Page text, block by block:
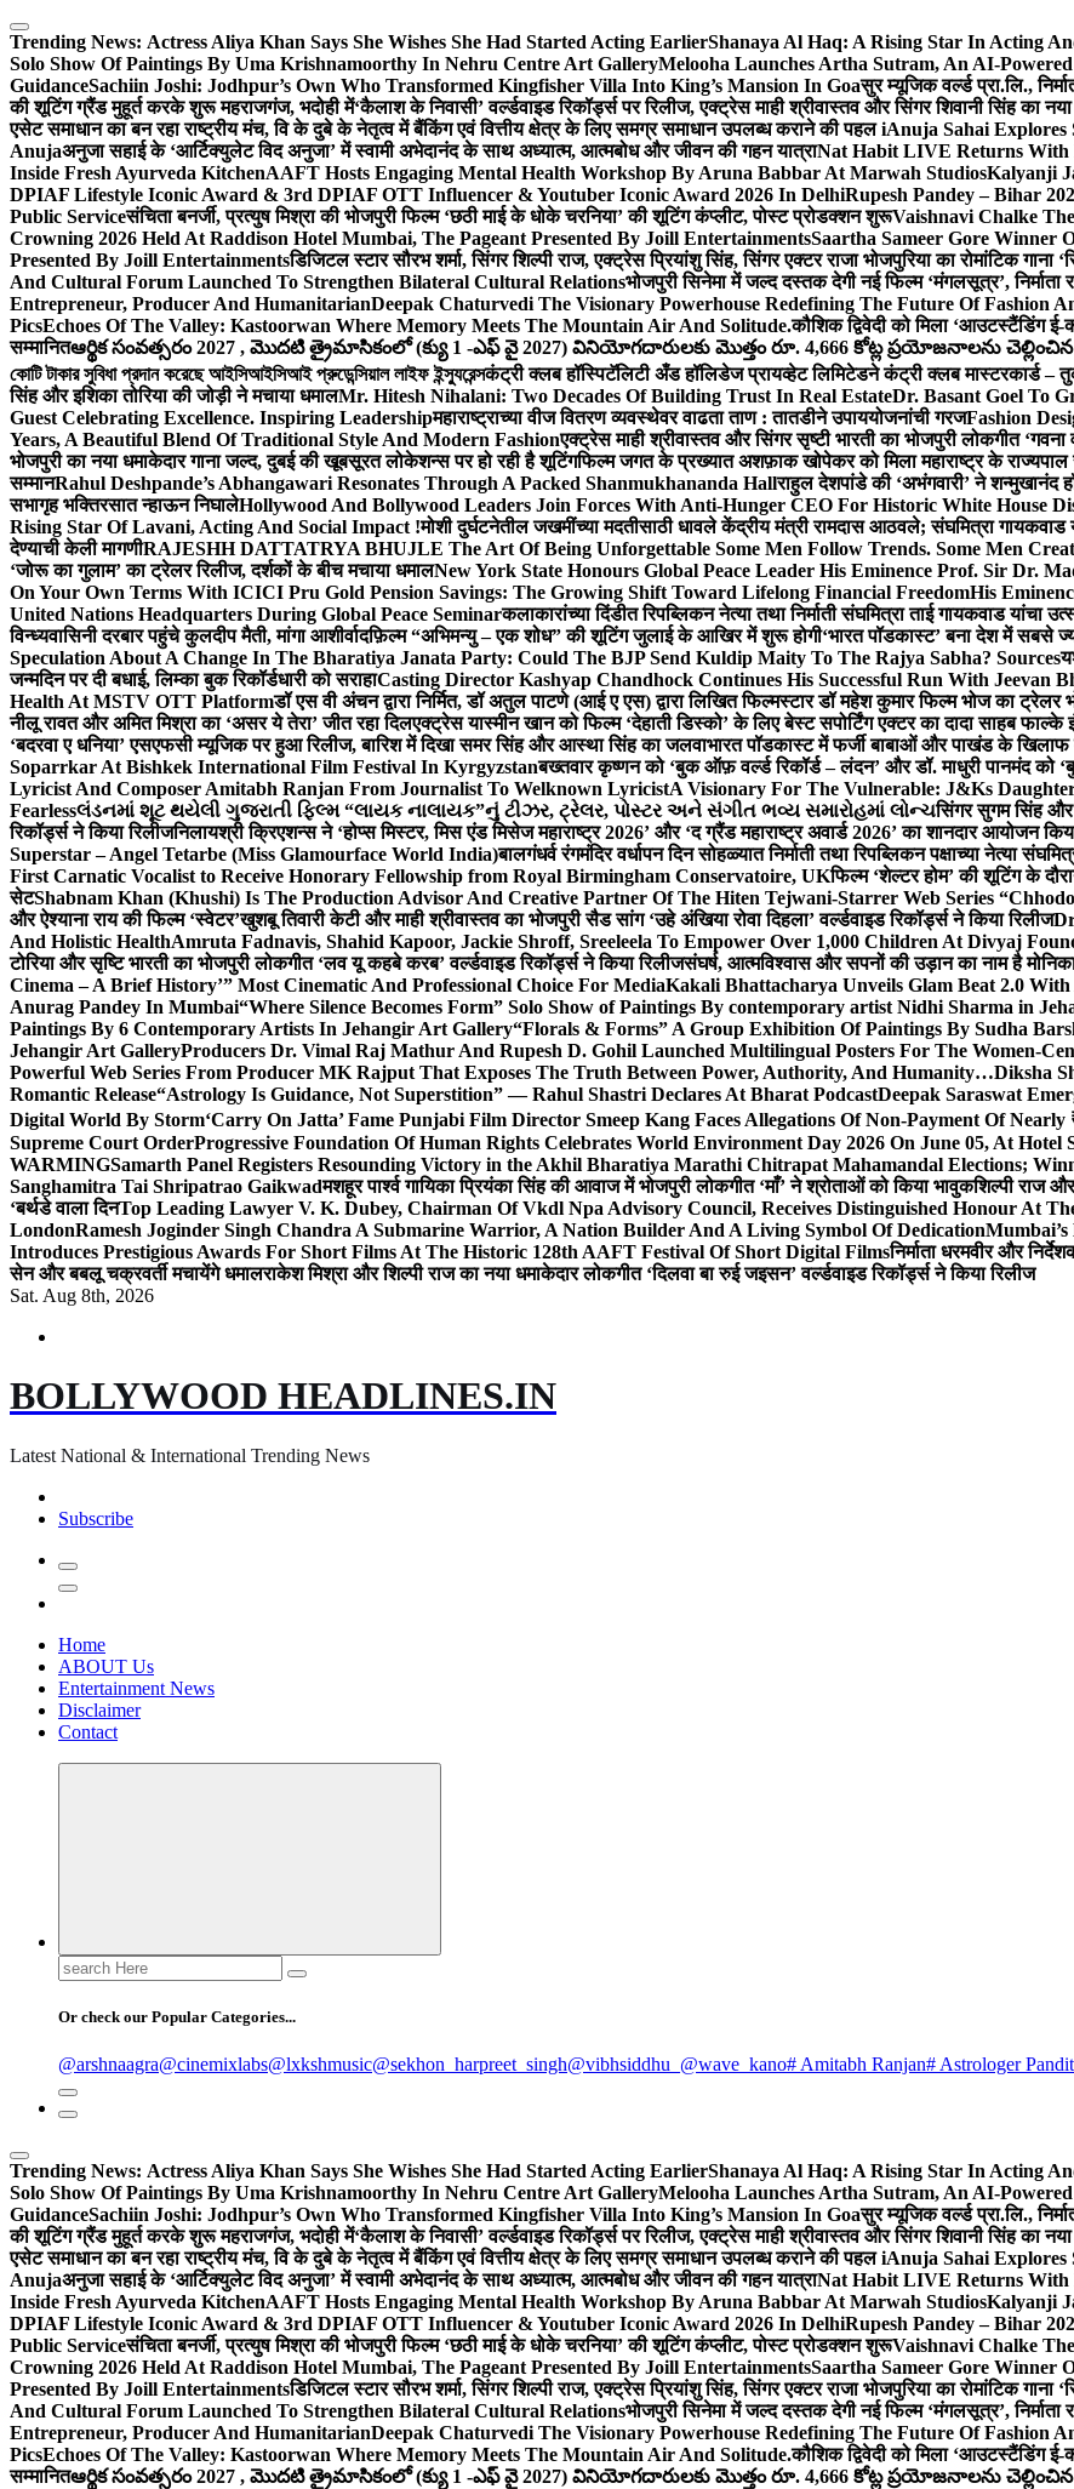
Skip
to
content
Trending News: Actress Aliya Khan Says She Wishes She Had Started Acting EarlierShanaya Al Haq: A Rising Star In Acting
Solo Show Of Paintings By Uma Krishnamoorthy In Nehru Centre Art GalleryMelooha Launches Artha Sutram, An AI-
GuidanceSachiin Joshi: Jodhpur’s Own Who Transformed Kingfisher Villa Into King’s Mansion In Goaसुर म्यूजिक वर्ल्ड प्रा.लि.,
की शूटिंग ग्रैंड मुहूर्त करके शुरू महराजगंज, भदोही में‘कैलाश के निवासी’ वर्ल्डवाइड रिकॉर्ड्स पर रिलीज, एक्ट्रेस माही श्रीवास्तव और सिंगर शिवानी सिंह का
एसेट समाधान का बन रहा राष्ट्रीय मंच, वि के दुबे के नेतृत्व में बैंकिंग एवं वित्तीय क्षेत्र के लिए समग्र समाधान उपलब्ध कराने की पहल iAnuja Sahai
Anujaअनुजा सहाई के ‘आर्टिक्युलेट विद अनुजा’ में स्वामी अभेदानंद के साथ अध्यात्म, आत्मबोध और जीवन की गहन यात्राNat Habit LIVE Returns With
Inside Fresh Ayurveda KitchenAAFT Hosts Engaging Mental Health Workshop By Aruna Babbar At Marwah StudiosKalyanji
DPIAF Lifestyle Iconic Award & 3rd DPIAF OTT Influencer & Youtuber Iconic Award 2026 In DelhiRupesh Pandey – Bihar
Public Serviceसंचिता बनर्जी, प्रत्युष मिश्रा की भोजपुरी फिल्म ‘छठी माई के धोके चरनिया’ की शूटिंग कंप्लीट, पोस्ट प्रोडक्शन शुरूVaishnavi Chalke
Crowning 2026 Held At Raddison Hotel Mumbai, The Pageant Presented By Joill EntertainmentsSaartha Sameer Gore Winner
Presented By Joill Entertainmentsडिजिटल स्टार सौरभ शर्मा, सिंगर शिल्पी राज, एक्ट्रेस प्रियांशु सिंह, सिंगर एक्टर राजा भोजपुरिया का रोमांटिक गाना
And Cultural Forum Launched To Strengthen Bilateral Cultural Relationsभोजपुरी सिनेमा में जल्द दस्तक देगी नई फिल्म ‘मंगलसूत्र’, निर्माता
Entrepreneur, Producer And HumanitarianDeepak Chaturvedi The Visionary Powerhouse Redefining The Future Of Fashion
PicsEchoes Of The Valley: Kastoorwan Where Memory Meets The Mountain Air And Solitude.कौशिक द्विवेदी को मिला ‘आउटस्टैंडिंग
सम्मानितఆర్థిక సంవత్సరం 2027 , మొదటి త్రైమాసికంలో (క్యు 1 -ఎఫ్ వై 2027) వినియోగదారులకు మొత్తం రూ. 4,666 కోట్ల ప్రయోజనాలను
কোটি টাকার সুবিধা প্রদান করেছে আইসিআইসিআই প্রুডেন্সিয়াল লাইফ ইন্স্যুরেন্সकंट्री क्लब हॉस्पिटॅलिटी अँड हॉलिडेज प्रायव्हेट लिमिटेडने कंट्री क्लब मास्टरकार्ड –
सिंह और इशिका तोरिया की जोड़ी ने मचाया धमालMr. Hitesh Nihalani: Two Decades Of Building Trust In Real EstateDr. Basant Goel To
Guest Celebrating Excellence. Inspiring Leadershipमहाराष्ट्राच्या वीज वितरण व्यवस्थेवर वाढता ताण : तातडीने उपाययोजनांची गरजFashion
Years, A Beautiful Blend Of Traditional Style And Modern Fashionएक्ट्रेस माही श्रीवास्तव और सिंगर सृष्टी भारती का भोजपुरी लोकगीत
भोजपुरी का नया धमाकेदार गाना जल्द, दुबई की खूबसूरत लोकेशन्स पर हो रही है शूटिंगफिल्म जगत के प्रख्यात अशफ़ाक खोपेकर को मिला महाराष्ट्र के राज्यपाल
सम्मानRahul Deshpande’s Abhangawari Resonates Through A Packed Shanmukhananda Hallराहुल देशपांडे की ‘अभंगवारी’ ने शन्मुखानंद
सभागृह भक्तिरसात न्हाऊन निघालेHollywood And Bollywood Leaders Join Forces With Anti-Hunger CEO For Historic White House
Rising Star Of Lavani, Acting And Social Impact !मोशी दुर्घटनेतील जखमींच्या मदतीसाठी धावले केंद्रीय मंत्री रामदास आठवले; संघमित्रा
देण्याची केली मागणीRAJESHH DATTATRYA BHUJLE The Art Of Being Unforgettable Some Men Follow Trends. Some Men
‘जोरू का गुलाम’ का ट्रेलर रिलीज, दर्शकों के बीच मचाया धमालNew York State Honours Global Peace Leader His Eminence Prof. Sir Dr.
On Your Own Terms With ICICI Pru Gold Pension Savings: The Growing Shift Toward Lifelong Financial FreedomHis
United Nations Headquarters During Global Peace Seminarकलाकारांच्या दिंडीत रिपब्लिकन नेत्या तथा निर्माती संघमित्रा ताई गायकवाड यांचा
विन्ध्यवासिनी दरबार पहुंचे कुलदीप मैती, मांगा आशीर्वादफ़िल्म “अभिमन्यु – एक शोध” की शूटिंग जुलाई के आखिर में शुरू होगी‘भारत पॉडकास्ट’ बना देश में सबसे
Speculation About A Change In The Bharatiya Janata Party: Could The BJP Send Kuldip Maity To The Rajya Sabha? Sources
जन्मदिन पर दी बधाई, लिम्का बुक रिकॉर्डधारी को सराहाCasting Director Kashyap Chandhock Continues His Successful Run With Jeevan
Health At MSTV OTT Platformडॉ एस वी अंचन द्वारा निर्मित, डॉ अतुल पाटणे (आई ए एस) द्वारा लिखित फिल्मस्टार डॉ महेश कुमार फिल्म भोज का ट्रेलर
नीलू रावत और अमित मिश्रा का ‘असर ये तेरा’ जीत रहा दिलएक्ट्रेस यास्मीन खान को फिल्म ‘देहाती डिस्को’ के लिए बेस्ट सपोर्टिंग एक्टर का दादा साहब फाल्के
‘बदरवा ए धनिया’ एसएफसी म्यूजिक पर हुआ रिलीज, बारिश में दिखा समर सिंह और आस्था सिंह का जलवाभारत पॉडकास्ट में फर्जी बाबाओं और पाखंड के खिलाफ
Soparrkar At Bishkek International Film Festival In Kyrgyzstanबख्तवार कृष्णन को ‘बुक ऑफ़ वर्ल्ड रिकॉर्ड – लंदन’ और डॉ. माधुरी पानमंद को
Lyricist And Composer Amitabh Ranjan From Journalist To Welknown LyricistA Visionary For The Vulnerable: J&Ks
Fearlessલંડનમાં શૂટ થયેલી ગુજરાતી ફિલ્મ “લાયક નાલાયક”નું ટીઝર, ટ્રેલર, પોસ્ટર અને સંગીત ભવ્ય સમારોહમાં લોન્ચसिंगर सुगम सिंह और
रिकॉर्ड्स ने किया रिलीजनिलायश्री क्रिएशन्स ने ‘होप्स मिस्टर, मिस एंड मिसेज महाराष्ट्र 2026’ और ‘द ग्रैंड महाराष्ट्र अवार्ड 2026’ का शानदार आयोजन
Superstar – Angel Tetarbe (Miss Glamourface World India)बालगंधर्व रंगमंदिर वर्धापन दिन सोहळ्यात निर्माती तथा रिपब्लिकन पक्षाच्या नेत्या
First Carnatic Vocalist to Receive Honorary Fellowship from Royal Birmingham Conservatoire, UKफिल्म ‘शेल्टर होम’ की शूटिंग के
सेटShabnam Khan (Khushi) Is The Production Advisor And Creative Partner Of The Hiten Tejwani-Starrer Web Series
और ऐश्याना राय की फिल्म ‘स्वेटर’खुशबू तिवारी केटी और माही श्रीवास्तव का भोजपुरी सैड सांग ‘उहे अंखिया रोवा दिहला’ वर्ल्डवाइड रिकॉर्ड्स ने किया रिलीज
And Holistic HealthAmruta Fadnavis, Shahid Kapoor, Jackie Shroff, Sreeleela To Empower Over 1,000 Children At Divyaj
टोरिया और सृष्टि भारती का भोजपुरी लोकगीत ‘लव यू कहबे करब’ वर्ल्डवाइड रिकॉर्ड्स ने किया रिलीजसंघर्ष, आत्मविश्वास और सपनों की उड़ान का नाम है
Cinema – A Brief History’” Most Cinematic And Professional Choice For MediaKakali Bhattacharya Unveils Glam Beat 2.0
Anurag Pandey In Mumbai“Where Silence Becomes Form” Solo Show of Paintings By contemporary artist Nidhi Sharma in
Paintings By 6 Contemporary Artists In Jehangir Art Gallery“Florals & Forms” A Group Exhibition Of Paintings By Sudha
Jehangir Art GalleryProducers Dr. Vimal Raj Mathur And Rupesh D. Gohil Launched Multilingual Posters For The Women-
Powerful Web Series From Producer MK Rajput That Exposes The Truth Between Power, Authority, And Humanity…Diksha
Romantic Release“Astrology Is Guidance, Not Superstition” — Rahul Shastri Declares At Bharat PodcastDeepak Saraswat
Digital World By Storm‘Carry On Jatta’ Fame Punjabi Film Director Smeep Kang Faces Allegations Of Non-Payment Of
Supreme Court OrderProgressive Foundation Of Human Rights Celebrates World Environment Day 2026 On June 05, At
WARMINGSamarth Panel Registers Resounding Victory in the Akhil Bharatiya Marathi Chitrapat Mahamandal Elections;
Sanghamitra Tai Shripatrao Gaikwadमशहूर पार्श्व गायिका प्रियंका सिंह की आवाज में भोजपुरी लोकगीत ‘माँ’ ने श्रोताओं को किया भावुकशिल्पी राज
‘बर्थडे वाला दिनTop Leading Lawyer V. K. Dubey, Chairman Of Vkdl Npa Advisory Council, Receives Distinguished Honour At
LondonRamesh Joginder Singh Chandra A Submarine Warrior, A Nation Builder And A Living Symbol Of Dedication
Introduces Prestigious Awards For Short Films At The Historic 128th AAFT Festival Of Short Digital Filmsनिर्माता धरमवीर और
सेन और बबलू चक्रवर्ती मचायेंगे धमालराकेश मिश्रा और शिल्पी राज का नया धमाकेदार लोकगीत ‘दिलवा बा रुई जइसन’ वर्ल्डवाइड रिकॉर्ड्स ने किया रिलीज
Sat. Aug 8th, 2026
BOLLYWOOD HEADLINES.IN
Latest National & International Trending News
Subscribe
Home
ABOUT Us
Entertainment News
Disclaimer
Contact
Search
for:
Or check our Popular Categories...
@arshnaagra@cinemixlabs@lxkshmusic@sekhon_harpreet_singh@vibhsiddhu_ @wave_kano# Amitabh Ranjan# Astrologer
Trending News: Actress Aliya Khan Says She Wishes She Had Started Acting EarlierShanaya Al Haq: A Rising Star In Acting
Solo Show Of Paintings By Uma Krishnamoorthy In Nehru Centre Art GalleryMelooha Launches Artha Sutram, An AI-
GuidanceSachiin Joshi: Jodhpur’s Own Who Transformed Kingfisher Villa Into King’s Mansion In Goaसुर म्यूजिक वर्ल्ड प्रा.लि.,
की शूटिंग ग्रैंड मुहूर्त करके शुरू महराजगंज, भदोही में‘कैलाश के निवासी’ वर्ल्डवाइड रिकॉर्ड्स पर रिलीज, एक्ट्रेस माही श्रीवास्तव और सिंगर शिवानी सिंह का
एसेट समाधान का बन रहा राष्ट्रीय मंच, वि के दुबे के नेतृत्व में बैंकिंग एवं वित्तीय क्षेत्र के लिए समग्र समाधान उपलब्ध कराने की पहल iAnuja Sahai
Anujaअनुजा सहाई के ‘आर्टिक्युलेट विद अनुजा’ में स्वामी अभेदानंद के साथ अध्यात्म, आत्मबोध और जीवन की गहन यात्राNat Habit LIVE Returns With
Inside Fresh Ayurveda KitchenAAFT Hosts Engaging Mental Health Workshop By Aruna Babbar At Marwah StudiosKalyanji
DPIAF Lifestyle Iconic Award & 3rd DPIAF OTT Influencer & Youtuber Iconic Award 2026 In DelhiRupesh Pandey – Bihar
Public Serviceसंचिता बनर्जी, प्रत्युष मिश्रा की भोजपुरी फिल्म ‘छठी माई के धोके चरनिया’ की शूटिंग कंप्लीट, पोस्ट प्रोडक्शन शुरूVaishnavi Chalke
Crowning 2026 Held At Raddison Hotel Mumbai, The Pageant Presented By Joill EntertainmentsSaartha Sameer Gore Winner
Presented By Joill Entertainmentsडिजिटल स्टार सौरभ शर्मा, सिंगर शिल्पी राज, एक्ट्रेस प्रियांशु सिंह, सिंगर एक्टर राजा भोजपुरिया का रोमांटिक गाना
And Cultural Forum Launched To Strengthen Bilateral Cultural Relationsभोजपुरी सिनेमा में जल्द दस्तक देगी नई फिल्म ‘मंगलसूत्र’, निर्माता
Entrepreneur, Producer And HumanitarianDeepak Chaturvedi The Visionary Powerhouse Redefining The Future Of Fashion
PicsEchoes Of The Valley: Kastoorwan Where Memory Meets The Mountain Air And Solitude.कौशिक द्विवेदी को मिला ‘आउटस्टैंडिंग
सम्मानितఆర్థిక సంవత్సరం 2027 , మొదటి త్రైమాసికంలో (క్యు 1 -ఎఫ్ వై 2027) వినియోగదారులకు మొత్తం రూ. 4,666 కోట్ల ప్రయోజనాలను